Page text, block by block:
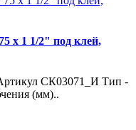
х 1 1/2" под клей,
СК03071_И Тип -
(мм)..